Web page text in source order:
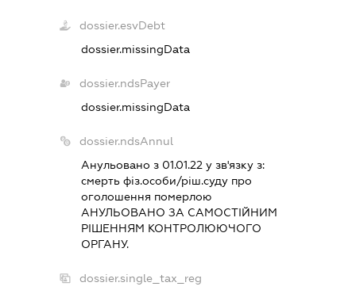
dossier.esvDebt
dossier.missingData
dossier.ndsPayer
dossier.missingData
dossier.ndsAnnul
Анульовано з 01.01.22 у зв'язку з:
смерть фiз.особи/рiш.суду про
оголошення померлою
АНУЛЬОВАНО ЗА САМОСТIЙНИМ
РIШЕННЯМ КОНТРОЛЮЮЧОГО
ОРГАНУ.
dossier.single_tax_reg